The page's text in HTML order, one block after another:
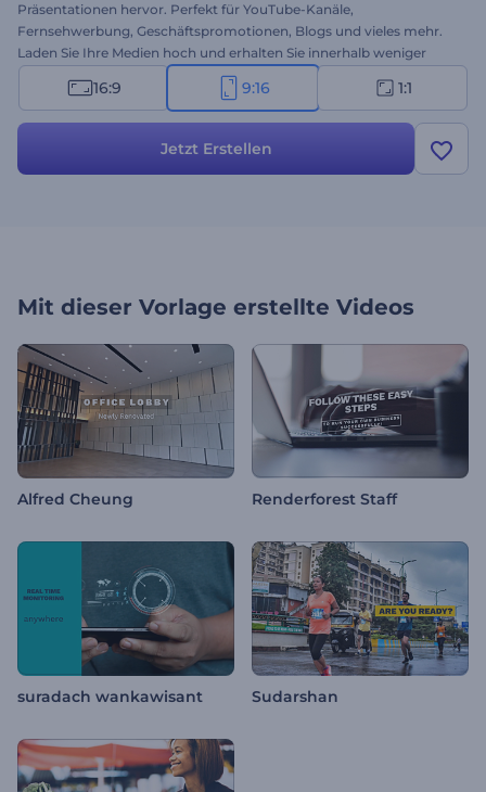
Präsentationen hervor. Perfekt für YouTube-Kanäle,
Fernsehwerbung, Geschäftspromotionen, Blogs und vieles mehr.
Laden Sie Ihre Medien hoch und erhalten Sie innerhalb weniger
Minuten ein dynamisches und stilvolles Typografie-Video. Erstellen
Sie sofort kostenlos eine einzigartige Videobotschaft!
16:9 9:16 1:1
Jetzt Erstellen
Mit dieser Vorlage erstellte Videos
Alfred Cheung Renderforest Staff
suradach wankawisant Sudarshan